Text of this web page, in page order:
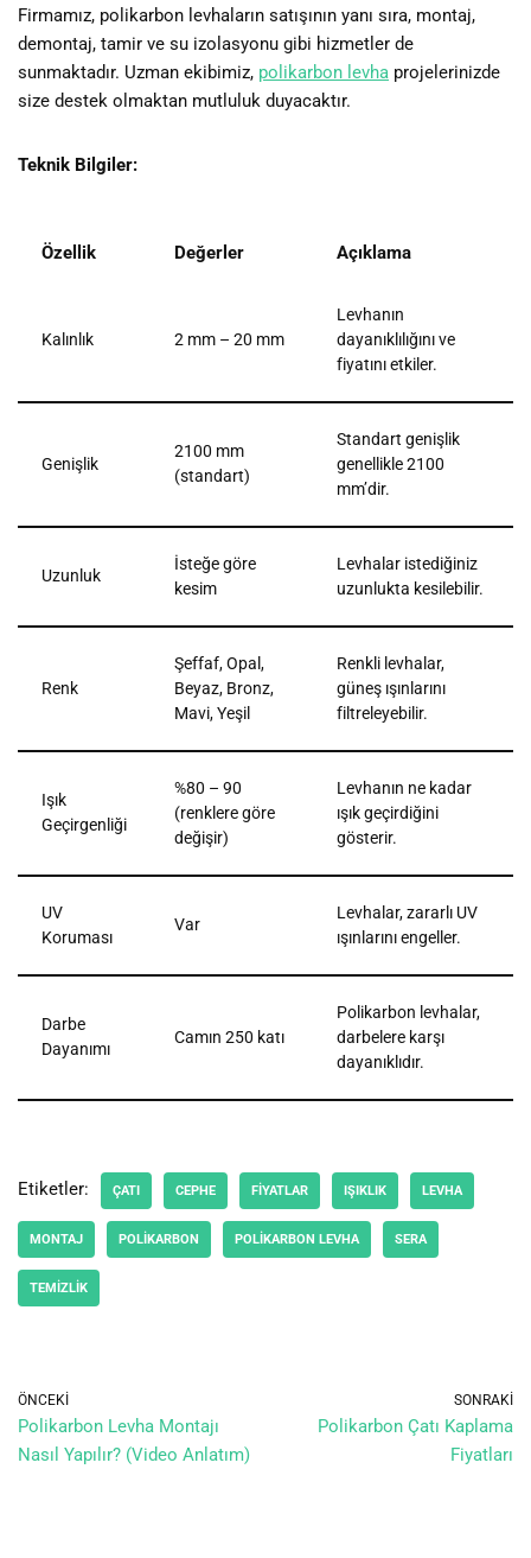
Firmamız, polikarbon levhaların satışının yanı sıra, montaj,
demontaj, tamir ve su izolasyonu gibi hizmetler de
sunmaktadır. Uzman ekibimiz, polikarbon levha projelerinizde
size destek olmaktan mutluluk duyacaktır.
Teknik Bilgiler:
Özellik Değerler Açıklama
Kalınlık 2 mm – 20 mm
Levhanın
dayanıklılığını ve
fiyatını etkiler.
Genişlik
2100 mm
(standart)
Standart genişlik
genellikle 2100
mm’dir.
Uzunluk
İsteğe göre
kesim
Levhalar istediğiniz
uzunlukta kesilebilir.
Renk
Şeffaf, Opal,
Beyaz, Bronz,
Mavi, Yeşil
Renkli levhalar,
güneş ışınlarını
filtreleyebilir.
Işık
Geçirgenliği
%80 – 90
(renklere göre
değişir)
Levhanın ne kadar
ışık geçirdiğini
gösterir.
UV
Koruması
Var
Levhalar, zararlı UV
ışınlarını engeller.
Darbe
Dayanımı
Camın 250 katı
Polikarbon levhalar,
darbelere karşı
dayanıklıdır.
Etiketler: ÇATI CEPHE FIYATLAR IŞIKLIK LEVHA
MONTAJ POLIKARBON POLIKARBON LEVHA SERA
TEMIZLIK
ÖNCEKI
Polikarbon Levha Montajı
Nasıl Yapılır? (Video Anlatım)
SONRAKI
Polikarbon Çatı Kaplama
Fiyatları